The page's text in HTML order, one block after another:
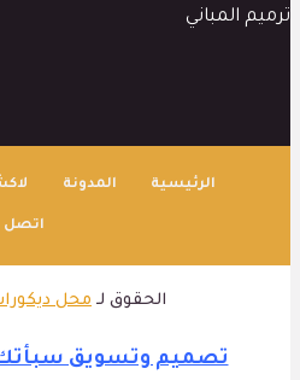
ترميم المباني
الرئيسية المدونة
اتصل
الحقوق لـ محل
تصميم وتسويق